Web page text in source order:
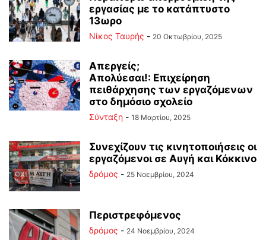
εργασίας με το κατάπτυστο
13ωρο
Νίκος Ταυρής - 20 Οκτωβρίου, 2025
Απεργείς;
Απολύεσαι!: Επιχείρηση
πειθάρχησης των εργαζόμενων
στο δημόσιο σχολείο
Σύνταξη - 18 Μαρτίου, 2025
Συνεχίζουν τις κινητοποιήσεις οι
εργαζόμενοι σε Αυγή και Κόκκινο
δρόμος - 25 Νοεμβρίου, 2024
Περιστρεφόμενος
δρόμος - 24 Νοεμβρίου, 2024